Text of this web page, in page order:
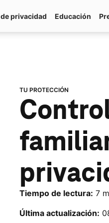
privacidad Educación
TU PROTECCIÓN
Tiempo de lectura: 7
Última actualización: